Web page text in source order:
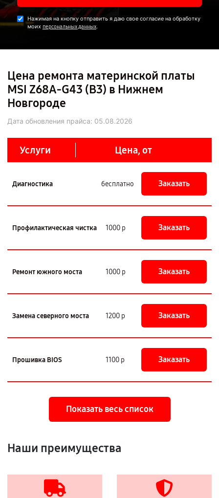
Нажимая на кнопку отправить я даю свое согласие на обработку
моих персональных данных.
Цена ремонта материнской платы
MSI Z68A-G43 (B3) в Нижнем
Новгороде
Дата обновления прайса: 05.08.2026
Услуги Цена, от
Диагностика бесплатно Заказать
Профилактическая чистка 1000 р Заказать
Ремонт южного моста 1000 р Заказать
Замена северного моста 1200 р Заказать
Прошивка BIOS 1100 р Заказать
Показать весь список
Наши преимущества